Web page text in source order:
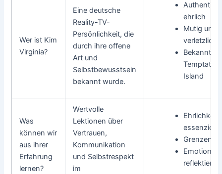
Wer ist Kim
Virginia?
Eine deutsche
Reality-TV-
Persönlichkeit, die
durch ihre offene
Art und
Selbstbewusstsein
bekannt wurde.
ehrlich
Mutig und
verletzlich
Bekannt
Temptation
Island
Was
können wir
aus ihrer
Erfahrung
lernen?
Wertvolle
Lektionen über
Vertrauen,
Kommunikation
und Selbstrespekt
im
Ehrlichkeit
essenziell
Grenzen
Emotionen
reflektieren